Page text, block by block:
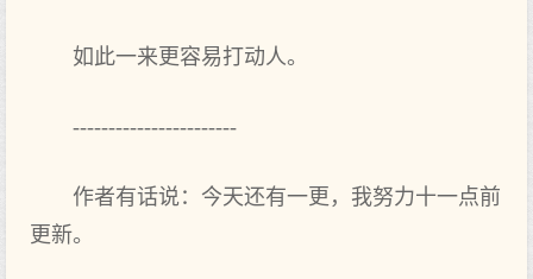
如此一来更容易打动人。
-----------------------
作者有话说：今天还有一更，我努力十一点前
更新。